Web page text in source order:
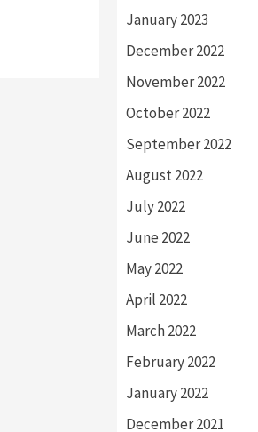
January 2023
December 2022
November 2022
October 2022
September 2022
August 2022
July 2022
June 2022
May 2022
April 2022
March 2022
February 2022
January 2022
December 2021